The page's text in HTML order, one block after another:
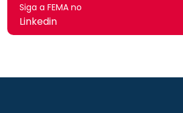
Siga a FEMA no
Linkedin